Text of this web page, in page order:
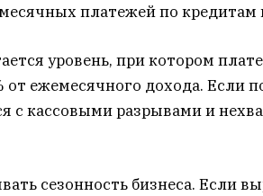
платежей по кредитам
уровень, при котором
ежемесячного дохода. Если
с кассовыми разрывами и
сезонность бизнеса. Если